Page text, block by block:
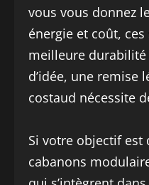
vous vous donnez
énergie et coût,
meilleure
d’idée, une remise
costaud nécessite
Si votre objectif est
cabanons